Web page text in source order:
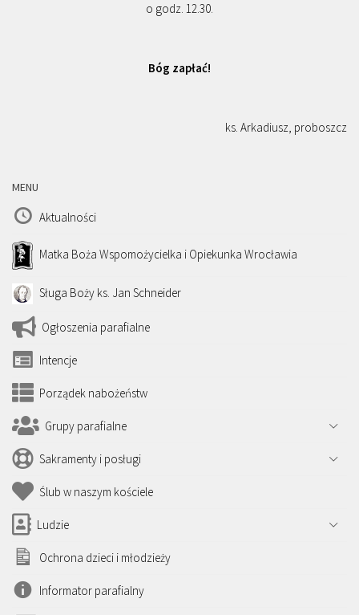
o godz. 12.30.
Bóg zapłać!
ks. Arkadiusz, proboszcz
MENU
Aktualności
Matka Boża Wspomożycielka i Opiekunka Wrocławia
Sługa Boży ks. Jan Schneider
Ogłoszenia parafialne
Intencje
Porządek nabożeństw
Grupy parafialne
Sakramenty i posługi
Ślub w naszym kościele
Ludzie
Ochrona dzieci i młodzieży
Informator parafialny